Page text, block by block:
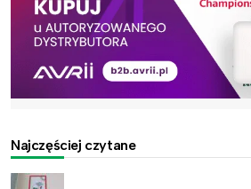
Najczęściej czytane